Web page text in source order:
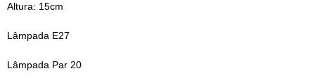
Altura: 15cm
Lâmpada E27
Lâmpada Par 20